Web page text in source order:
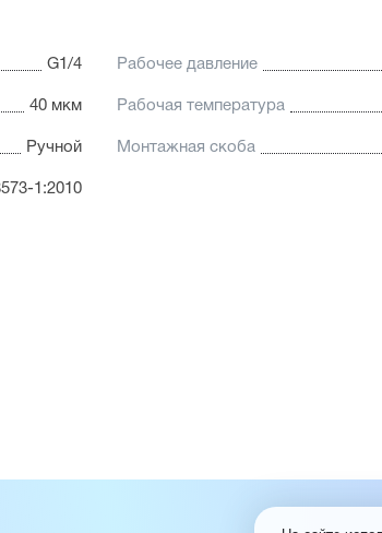
G1/4 Рабочее давление
40 мкм Рабочая температура
Ручной Монтажная скоба
1:2010